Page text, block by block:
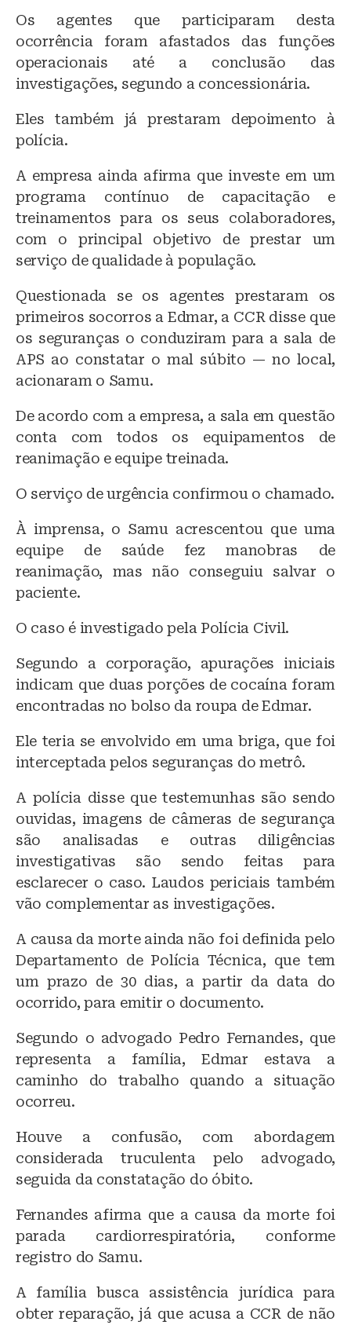
Os agentes que participaram desta
ocorrência foram afastados das funções
operacionais até a conclusão das
investigações, segundo a concessionária.
Eles também já prestaram depoimento à
polícia.
A empresa ainda afirma que investe em um
programa contínuo de capacitação e
treinamentos para os seus colaboradores,
com o principal objetivo de prestar um
serviço de qualidade à população.
Questionada se os agentes prestaram os
primeiros socorros a Edmar, a CCR disse que
os seguranças o conduziram para a sala de
APS ao constatar o mal súbito — no local,
acionaram o Samu.
De acordo com a empresa, a sala em questão
conta com todos os equipamentos de
reanimação e equipe treinada.
O serviço de urgência confirmou o chamado.
À imprensa, o Samu acrescentou que uma
equipe de saúde fez manobras de
reanimação, mas não conseguiu salvar o
paciente.
O caso é investigado pela Polícia Civil.
Segundo a corporação, apurações iniciais
indicam que duas porções de cocaína foram
encontradas no bolso da roupa de Edmar.
Ele teria se envolvido em uma briga, que foi
interceptada pelos seguranças do metrô.
A polícia disse que testemunhas são sendo
ouvidas, imagens de câmeras de segurança
são analisadas e outras diligências
investigativas são sendo feitas para
esclarecer o caso. Laudos periciais também
vão complementar as investigações.
A causa da morte ainda não foi definida pelo
Departamento de Polícia Técnica, que tem
um prazo de 30 dias, a partir da data do
ocorrido, para emitir o documento.
Segundo o advogado Pedro Fernandes, que
representa a família, Edmar estava a
caminho do trabalho quando a situação
ocorreu.
Houve a confusão, com abordagem
considerada truculenta pelo advogado,
seguida da constatação do óbito.
Fernandes afirma que a causa da morte foi
parada cardiorrespiratória, conforme
registro do Samu.
A família busca assistência jurídica para
obter reparação, já que acusa a CCR de não